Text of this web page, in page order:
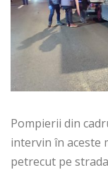
Pompierii din
intervin în aceste
petrecut pe